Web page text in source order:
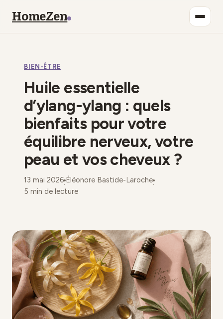
HomeZen
Maison
Mode
Déco
BIEN-ÊTRE
Huile essentielle
d’ylang-ylang : quels
bienfaits pour votre
équilibre nerveux, votre
peau et vos cheveux ?
13 mai 2026
·
Éléonore Bastide-Laroche
·
5 min de lecture